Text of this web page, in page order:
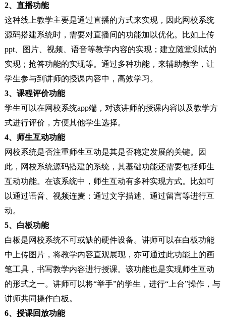
2、直播功能
这种线上教学主要是通过直播的方式来实现，因此网校系统
源码搭建系统时，需要对直播间的功能加以优化。比如上传
ppt、图片、视频、语音等教学内容的实现；建立随堂测试的
实现；抢答功能的实现等。通过多种功能，来辅助教学，让
学生参与到讲师的授课内容中，高效学习。
3、课程评价功能
学生可以在网校系统app端，对该讲师的授课内容以及教学方
式进行评价，方便其他学生选择。
4、师生互动功能
网校系统是否注重师生互动是其是否稳定发展的关键。因
此，网校系统源码搭建的系统，其基础功能还需要包括师生
互动功能。在该系统中，师生互动有多种实现方式。比如可
以通过语音、视频连麦；通过文字描述、通过留言等进行互
动。
5、白板功能
白板是网校系统不可或缺的硬件设备。讲师可以在白板功能
中上传图片，将教学内容直观展现，亦可通过此功能上的画
笔工具，书写教学内容进行授课。该功能也是实现师生互动
的形式之一。讲师可以将“举手”的学生，进行“上台”操作，与
讲师共同操作白板。
6、授课回放功能